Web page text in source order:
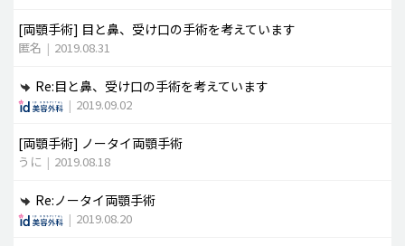
安全整形
ご相談のお問い合わせ
[両顎手術] 目と鼻、受け口の手術を考えています
匿名 | 2019.08.31
Re:目と鼻、受け口の手術を考えています
| 2019.09.02
[両顎手術] ノータイ両顎手術
うに | 2019.08.18
Re:ノータイ両顎手術
| 2019.08.20